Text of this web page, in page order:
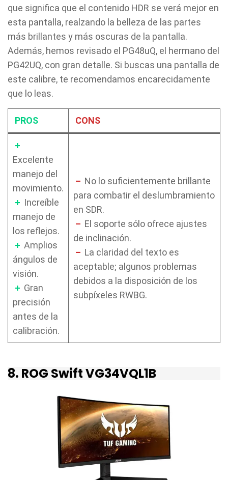
que significa que el contenido HDR se verá mejor en
esta pantalla, realzando la belleza de las partes
más brillantes y más oscuras de la pantalla.
Además, hemos revisado el PG48uQ, el hermano del
PG42UQ, con gran detalle. Si buscas una pantalla de
este calibre, te recomendamos encarecidamente
que lo leas.
PROS CONS
+
Excelente
manejo del
movimiento.
+ Increíble
manejo de
los reflejos.
+ Amplios
ángulos de
visión.
+ Gran
precisión
antes de la
calibración.
– No lo suficientemente brillante
para combatir el deslumbramiento
en SDR.
– El soporte sólo ofrece ajustes
de inclinación.
– La claridad del texto es
aceptable; algunos problemas
debidos a la disposición de los
subpíxeles RWBG.
8. ROG Swift VG34VQL1B